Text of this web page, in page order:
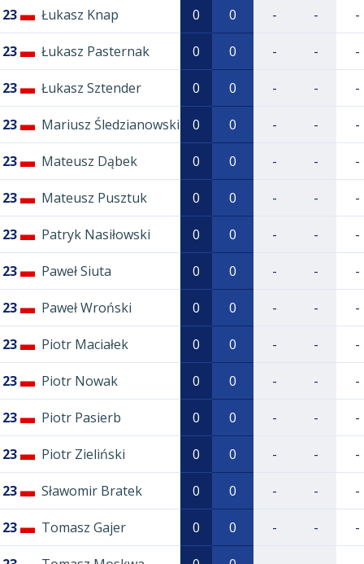
23 Łukasz Knap 0 0 - - -
23 Łukasz Pasternak 0 0 - - -
23 Łukasz Sztender 0 0 - - -
23 Mariusz Śledzianowski 0 0 - - -
23 Mateusz Dąbek 0 0 - - -
23 Mateusz Pusztuk 0 0 - - -
23 Patryk Nasiłowski 0 0 - - -
23 Paweł Siuta 0 0 - - -
23 Paweł Wroński 0 0 - - -
23 Piotr Maciałek 0 0 - - -
23 Piotr Nowak 0 0 - - -
23 Piotr Pasierb 0 0 - - -
23 Piotr Zieliński 0 0 - - -
23 Sławomir Bratek 0 0 - - -
23 Tomasz Gajer 0 0 - - -